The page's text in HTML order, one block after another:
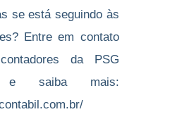
se está seguindo às
Entre em contato
da PSG
e saiba mais: